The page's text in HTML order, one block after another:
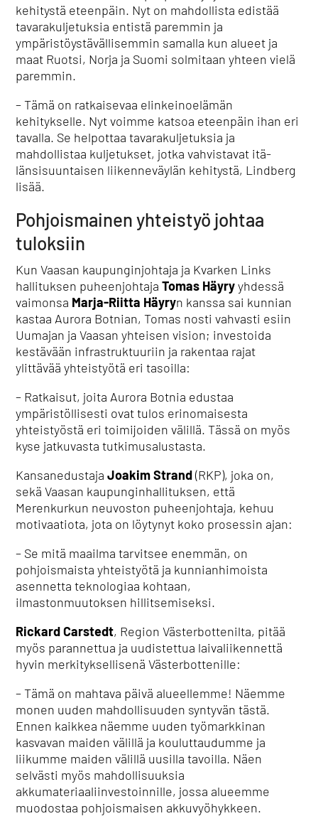
kehitystä eteenpäin. Nyt on mahdollista edistää
tavarakuljetuksia entistä paremmin ja
ympäristöystävällisemmin samalla kun alueet ja
maat Ruotsi, Norja ja Suomi solmitaan yhteen vielä
paremmin.
– Tämä on ratkaisevaa elinkeinoelämän
kehitykselle. Nyt voimme katsoa eteenpäin ihan eri
tavalla. Se helpottaa tavarakuljetuksia ja
mahdollistaa kuljetukset, jotka vahvistavat itä-
länsisuuntaisen liikenneväylän kehitystä, Lindberg
lisää.
Pohjoismainen yhteistyö johtaa
tuloksiin
Kun Vaasan kaupunginjohtaja ja Kvarken Links
hallituksen puheenjohtajaTomas Häyryyhdessä
vaimonsa Marja-Riitta Häyryn kanssa sai kunnian
kastaa Aurora Botnian, Tomas nosti vahvasti esiin
Uumajan ja Vaasan yhteisen vision; investoida
kestävään infrastruktuuriin ja rakentaa rajat
ylittävää yhteistyötä eri tasoilla:
– Ratkaisut, joita Aurora Botnia edustaa
ympäristöllisesti ovat tulos erinomaisesta
yhteistyöstä eri toimijoiden välillä. Tässä on myös
kyse jatkuvasta tutkimusalustasta.
KansanedustajaJoakim Strand(RKP), joka on,
sekä Vaasan kaupunginhallituksen, että
Merenkurkun neuvoston puheenjohtaja, kehuu
motivaatiota, jota on löytynyt koko prosessin ajan:
– Se mitä maailma tarvitsee enemmän, on
pohjoismaista yhteistyötä ja kunnianhimoista
asennetta teknologiaa kohtaan,
ilmastonmuutoksen hillitsemiseksi.
Rickard Carstedt, Region Västerbottenilta, pitää
myös parannettua ja uudistettua laivaliikennettä
hyvin merkityksellisenä Västerbottenille:
– Tämä on mahtava päivä alueellemme! Näemme
monen uuden mahdollisuuden syntyvän tästä.
Ennen kaikkea näemme uuden työmarkkinan
kasvavan maiden välillä ja kouluttaudumme ja
liikumme maiden välillä uusilla tavoilla. Näen
selvästi myös mahdollisuuksia
akkumateriaaliinvestoinnille, jossa alueemme
muodostaa pohjoismaisen akkuvyöhykkeen.